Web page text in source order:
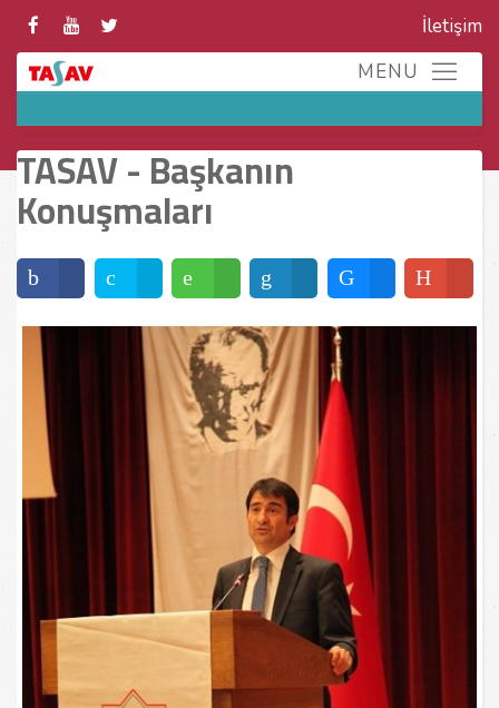
İletişim
TASAV - Başkanın
Konuşmaları